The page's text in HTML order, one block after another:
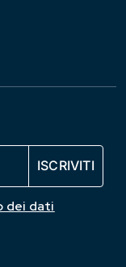
dei dati